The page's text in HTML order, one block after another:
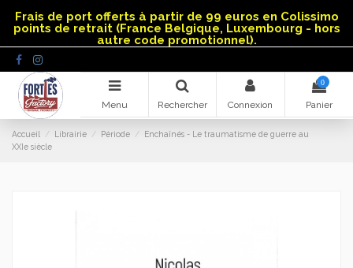
Frais de port offerts à partir de 99 euros en Colissimo
points de retrait (France Belgique, Luxembourg - hors
autre code promotionnel).
Menu Rechercher Connexion
0
Panier
Accueil Librairie Période
Enchaînés - Le traumatisme de guerre au
XXIe siècle